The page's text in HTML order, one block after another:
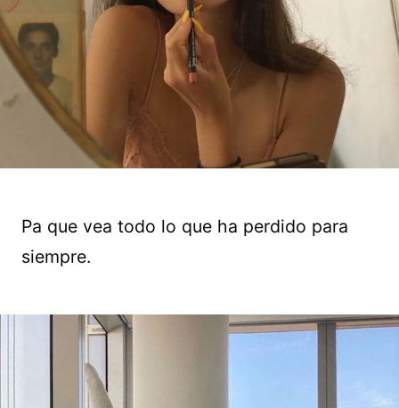
Pa que vea todo lo que ha perdido para
siempre.